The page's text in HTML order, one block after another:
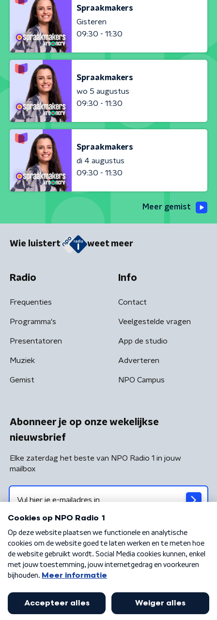
Spraakmakers
Gisteren
09:30 - 11:30
Spraakmakers
wo 5 augustus
09:30 - 11:30
Spraakmakers
di 4 augustus
09:30 - 11:30
Meer gemist
Wie luistert weet meer
Radio
Frequenties
Programma's
Presentatoren
Muziek
Gemist
Info
Contact
Veelgestelde vragen
App de studio
Adverteren
NPO Campus
Abonneer je op onze wekelijkse
nieuwsbrief
Elke zaterdag het beste van NPO Radio 1 in jouw
mailbox
Algemene voorwaarden